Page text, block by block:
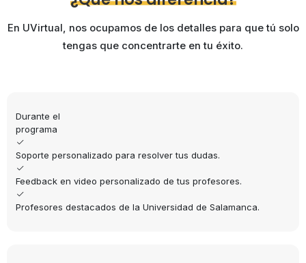
En UVirtual, nos ocupamos de los detalles para que tú solo
tengas que concentrarte en tu éxito.
Durante el
programa
Soporte personalizado para resolver tus dudas.
Feedback en video personalizado de tus profesores.
Profesores destacados de la Universidad de Salamanca.